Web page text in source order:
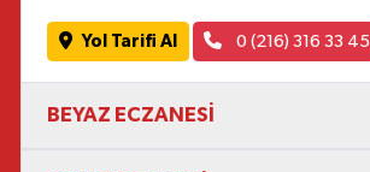
Yol Tarifi Al 0 (216) 316 33 45
BEYAZ ECZANESİ